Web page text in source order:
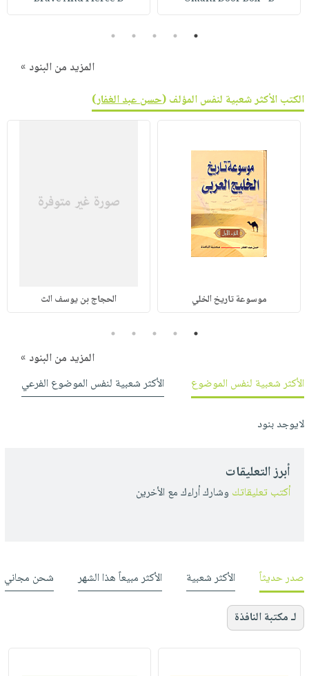
1
2
3
4
5
المزيد من البنود »
الكتب الأكثر شعبية لنفس المؤلف (حسن عبد الغفار)
موسوعة تاريخ الخلي الحجاج بن يوسف الث
1
2
3
4
5
المزيد من البنود »
الأكثر شعبية لنفس الموضوع
الأكثر شعبية لنفس الموضوع الفرعي
لايوجد بنود
أبرز التعليقات
أكتب تعليقاتك وشارك أراءك مع الأخرين
صدر حديثاً الأكثر شعبية الأكثر مبيعاً هذا الشهر شحن مجاني
لـ مكتبة النافذة